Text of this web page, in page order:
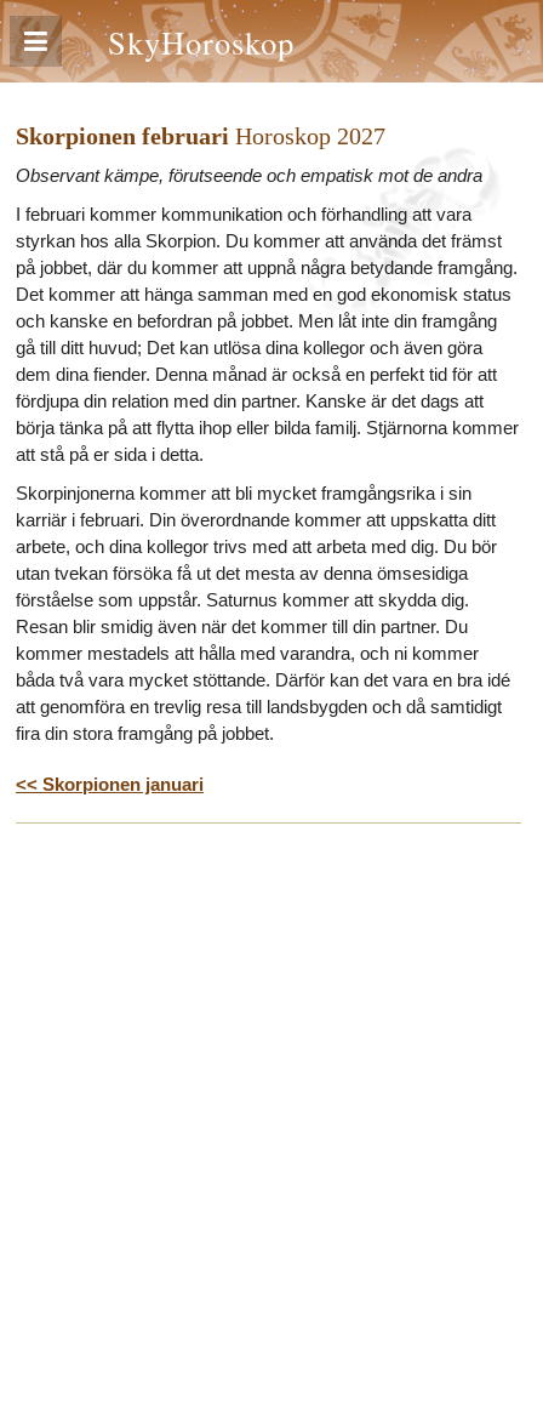
SkyHoroskop
Skorpionen februari Horoskop 2027
Observant kämpe, förutseende och empatisk mot de andra
I februari kommer kommunikation och förhandling att vara
styrkan hos alla Skorpion. Du kommer att använda det främst
på jobbet, där du kommer att uppnå några betydande framgång.
Det kommer att hänga samman med en god ekonomisk status
och kanske en befordran på jobbet. Men låt inte din framgång
gå till ditt huvud; Det kan utlösa dina kollegor och även göra
dem dina fiender. Denna månad är också en perfekt tid för att
fördjupa din relation med din partner. Kanske är det dags att
börja tänka på att flytta ihop eller bilda familj. Stjärnorna kommer
att stå på er sida i detta.
Skorpinjonerna kommer att bli mycket framgångsrika i sin
karriär i februari. Din överordnande kommer att uppskatta ditt
arbete, och dina kollegor trivs med att arbeta med dig. Du bör
utan tvekan försöka få ut det mesta av denna ömsesidiga
förståelse som uppstår. Saturnus kommer att skydda dig.
Resan blir smidig även när det kommer till din partner. Du
kommer mestadels att hålla med varandra, och ni kommer
båda två vara mycket stöttande. Därför kan det vara en bra idé
att genomföra en trevlig resa till landsbygden och då samtidigt
fira din stora framgång på jobbet.
<< Skorpionen januari